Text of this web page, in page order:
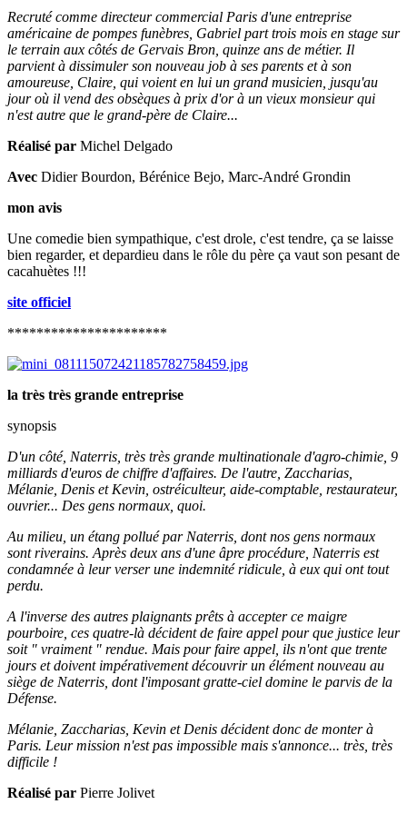
Recruté comme directeur commercial Paris d'une entreprise
américaine de pompes funèbres, Gabriel part trois mois en stage sur
le terrain aux côtés de Gervais Bron, quinze ans de métier. Il
parvient à dissimuler son nouveau job à ses parents et à son
amoureuse, Claire, qui voient en lui un grand musicien, jusqu'au
jour où il vend des obsèques à prix d'or à un vieux monsieur qui
n'est autre que le grand-père de Claire...
Réalisé par Michel Delgado
Avec Didier Bourdon, Bérénice Bejo, Marc-André Grondin
mon avis
Une comedie bien sympathique, c'est drole, c'est tendre, ça se laisse
bien regarder, et depardieu dans le rôle du père ça vaut son pesant de
cacahuètes !!!
site officiel
**********************
la très très grande entreprise
synopsis
D'un côté, Naterris, très très grande multinationale d'agro-chimie, 9
milliards d'euros de chiffre d'affaires. De l'autre, Zaccharias,
Mélanie, Denis et Kevin, ostréiculteur, aide-comptable, restaurateur,
ouvrier... Des gens normaux, quoi.
Au milieu, un étang pollué par Naterris, dont nos gens normaux
sont riverains. Après deux ans d'une âpre procédure, Naterris est
condamnée à leur verser une indemnité ridicule, à eux qui ont tout
perdu.
A l'inverse des autres plaignants prêts à accepter ce maigre
pourboire, ces quatre-là décident de faire appel pour que justice leur
soit " vraiment " rendue. Mais pour faire appel, ils n'ont que trente
jours et doivent impérativement découvrir un élément nouveau au
siège de Naterris, dont l'imposant gratte-ciel domine le parvis de la
Défense.
Mélanie, Zaccharias, Kevin et Denis décident donc de monter à
Paris. Leur mission n'est pas impossible mais s'annonce... très, très
difficile !
Réalisé par Pierre Jolivet